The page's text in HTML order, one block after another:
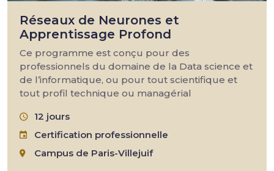
Réseaux de Neurones et
Apprentissage Profond
Ce programme est conçu pour des
professionnels du domaine de la Data science et
de l’informatique, ou pour tout scientifique et
tout profil technique ou managérial
12 jours
Certification professionnelle
Campus de Paris-Villejuif